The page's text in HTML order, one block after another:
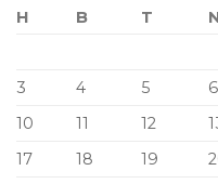
H B T
3
4 5 6
10
11 12
17
18 19